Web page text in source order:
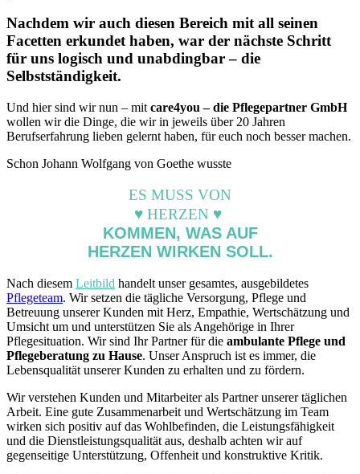
Nachdem wir auch diesen Bereich mit all seinen
Facetten erkundet haben, war der nächste Schritt
für uns logisch und unabdingbar – die
Selbstständigkeit.
Und hier sind wir nun – mit care4you – die Pflegepartner GmbH
wollen wir die Dinge, die wir in jeweils über 20 Jahren
Berufserfahrung lieben gelernt haben, für euch noch besser machen.
Schon Johann Wolfgang von Goethe wusste
ES MUSS VON
♥ HERZEN ♥
KOMMEN, WAS AUF
HERZEN WIRKEN SOLL.
Nach diesem Leitbild handelt unser gesamtes, ausgebildetes
Pflegeteam. Wir setzen die tägliche Versorgung, Pflege und
Betreuung unserer Kunden mit Herz, Empathie, Wertschätzung und
Umsicht um und unterstützen Sie als Angehörige in Ihrer
Pflegesituation. Wir sind Ihr Partner für die ambulante Pflege und
Pflegeberatung zu Hause. Unser Anspruch ist es immer, die
Lebensqualität unserer Kunden zu erhalten und zu fördern.
Wir verstehen Kunden und Mitarbeiter als Partner unserer täglichen
Arbeit. Eine gute Zusammenarbeit und Wertschätzung im Team
wirken sich positiv auf das Wohlbefinden, die Leistungsfähigkeit
und die Dienstleistungsqualität aus, deshalb achten wir auf
gegenseitige Unterstützung, Offenheit und konstruktive Kritik.